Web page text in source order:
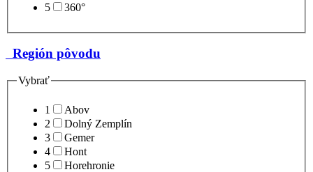
5
360°
Región pôvodu
Vybrať
1
Abov
2
Dolný Zemplín
3
Gemer
4
Hont
5
Horehronie